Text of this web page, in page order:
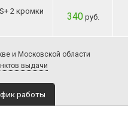
2 кромки
340руб.
и Московской области
выдачи
работы